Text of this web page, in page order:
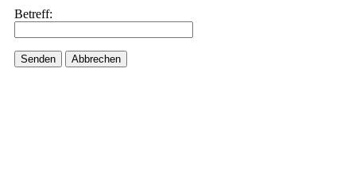
Betreff:
Senden Abbrechen